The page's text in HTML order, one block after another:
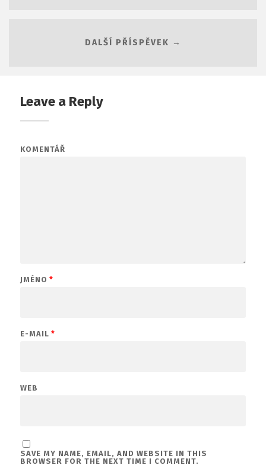
DALŠÍ PŘÍSPĚVEK →
Leave a Reply
KOMENTÁŘ
JMÉNO *
E-MAIL *
WEB
SAVE MY NAME, EMAIL, AND WEBSITE IN THIS
BROWSER FOR THE NEXT TIME I COMMENT.